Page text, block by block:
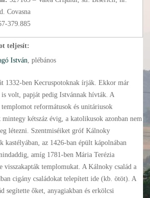
Covasna
379.885
teljesít:
István , plébános
1332-ben Kecruspotoknak írják. Ekkor már
is volt, papját pedig Istvánnak hívták. A
reformátusok és unitáriusok
mintegy kétszáz évig, a katolikusok azonban nem
létezni. Szentmiséiket gróf Kálnoky
kastélyában, az 1426-ban épült kápolnában
amíg 1781-ben Mária Terézia
visszakapták templomukat. A Kálnoky család a
cigány családokat telepített ide (kb. ötöt). A
segítette őket, anyagiakban és erkölcsi